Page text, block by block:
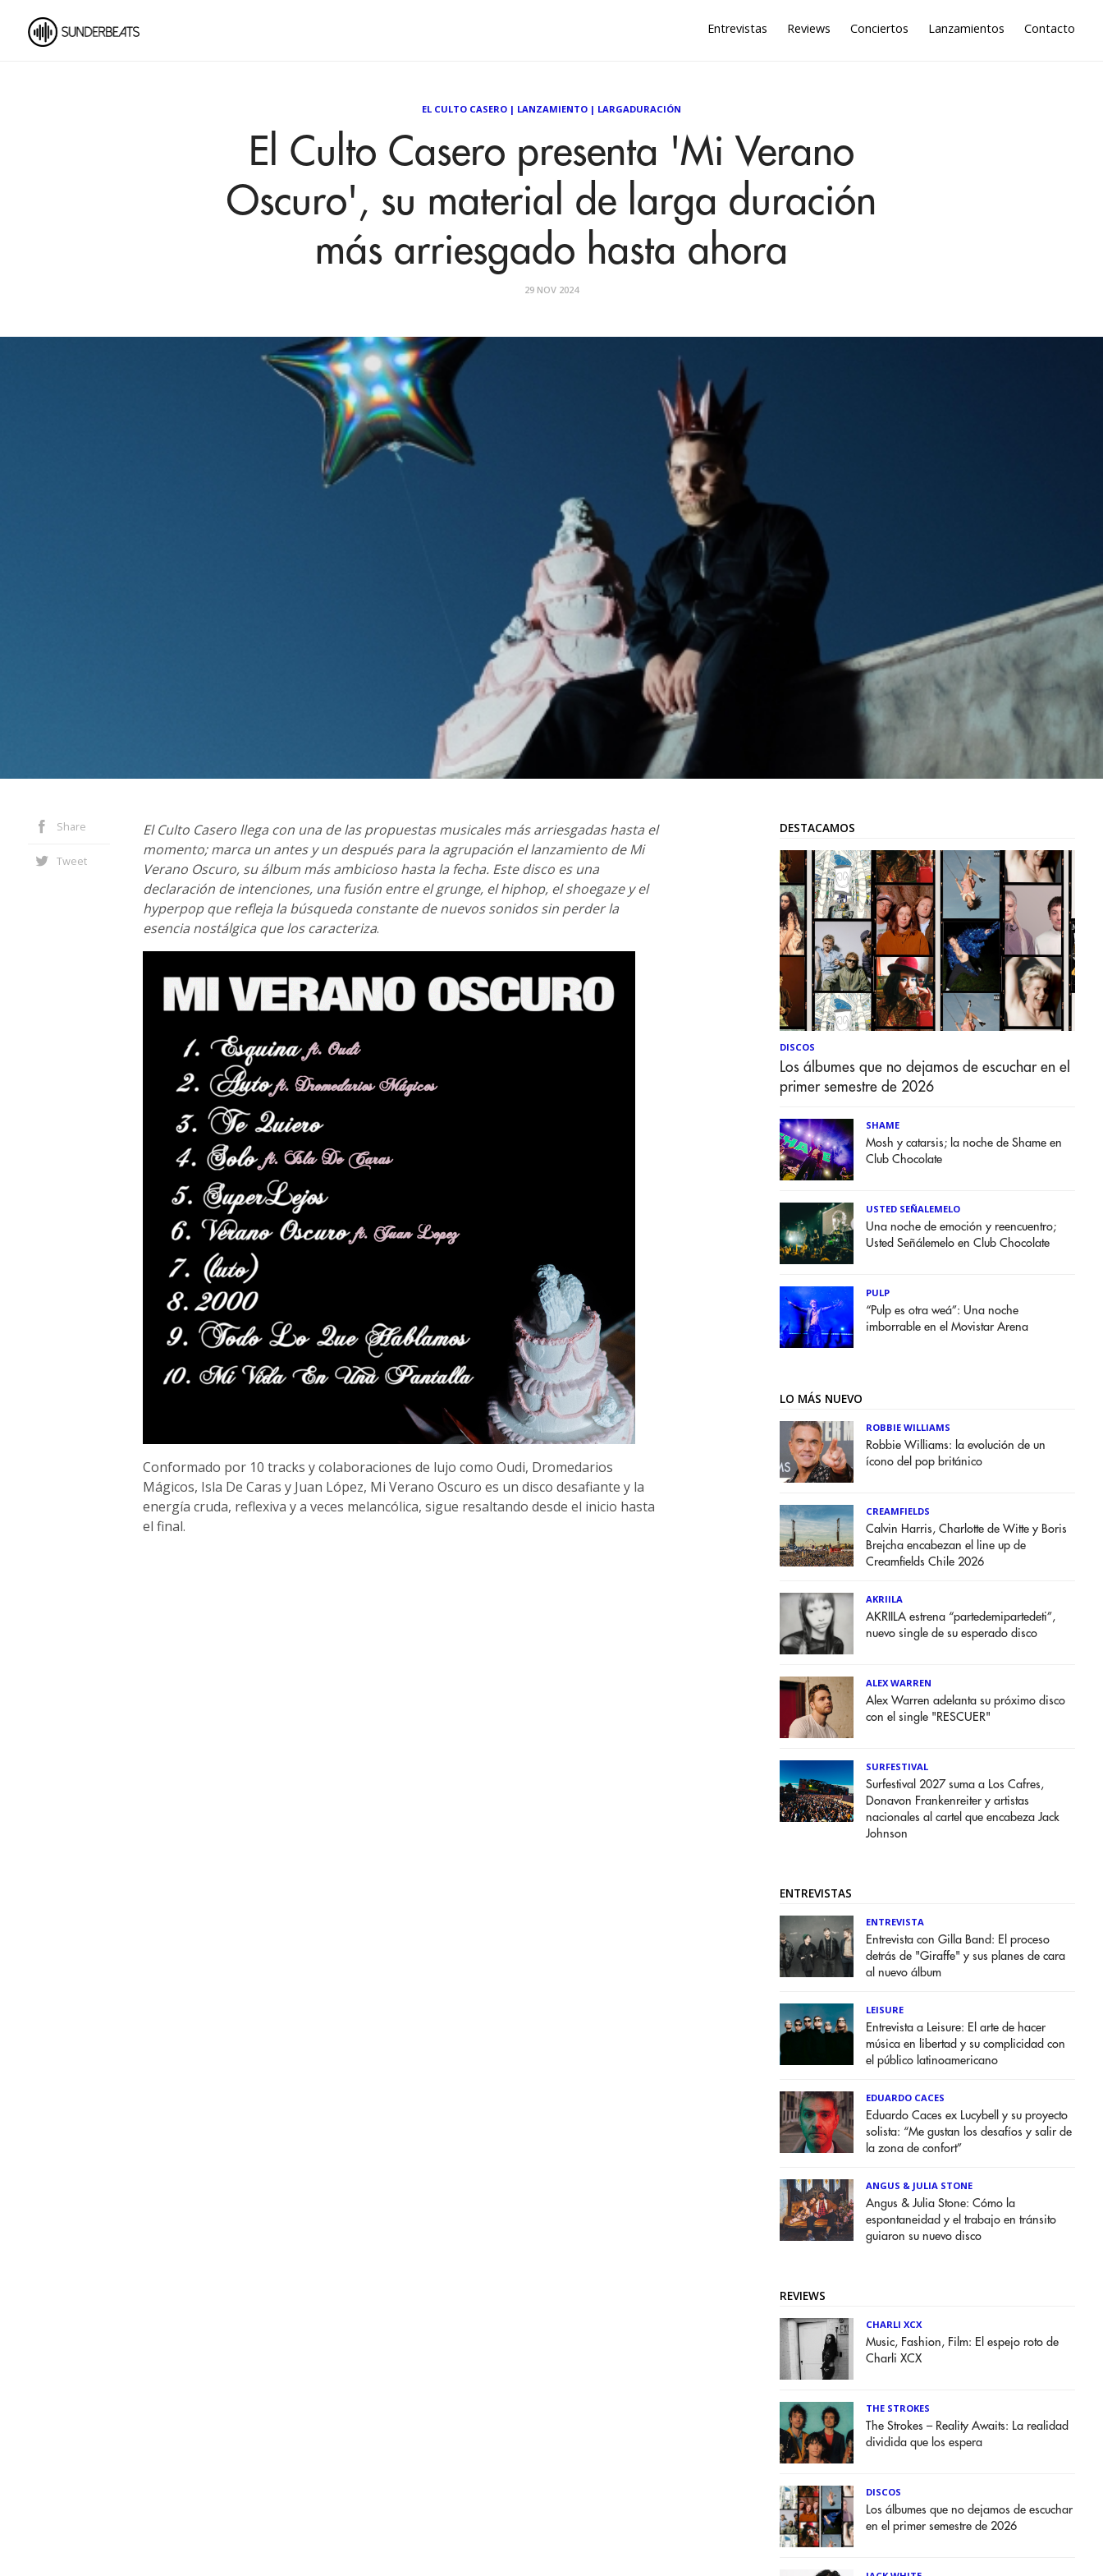
Entrevistas Reviews Conciertos Lanzamientos Contacto
EL CULTO CASERO | LANZAMIENTO | LARGADURACIÓN
El Culto Casero presenta 'Mi Verano
Oscuro', su material de larga duración
más arriesgado hasta ahora
29 NOV 2024
Share
Tweet
El Culto Casero llega con una de las propuestas musicales más arriesgadas hasta el
momento; marca un antes y un después para la agrupación el lanzamiento de Mi
Verano Oscuro, su álbum más ambicioso hasta la fecha. Este disco es una
declaración de intenciones, una fusión entre el grunge, el hiphop, el shoegaze y el
hyperpop que refleja la búsqueda constante de nuevos sonidos sin perder la
esencia nostálgica que los caracteriza.
Conformado por 10 tracks y colaboraciones de lujo como Oudi, Dromedarios
Mágicos, Isla De Caras y Juan López, Mi Verano Oscuro es un disco desafiante y la
energía cruda, reflexiva y a veces melancólica, sigue resaltando desde el inicio hasta
el final.
DESTACAMOS
DISCOS
Los álbumes que no dejamos de escuchar en el
primer semestre de 2026
SHAME
Mosh y catarsis; la noche de Shame en
Club Chocolate
USTED SEÑALEMELO
Una noche de emoción y reencuentro;
Usted Señálemelo en Club Chocolate
PULP
“Pulp es otra weá”: Una noche
imborrable en el Movistar Arena
LO MÁS NUEVO
ROBBIE WILLIAMS
Robbie Williams: la evolución de un
ícono del pop británico
CREAMFIELDS
Calvin Harris, Charlotte de Witte y Boris
Brejcha encabezan el line up de
Creamfields Chile 2026
AKRIILA
AKRIILA estrena “partedemipartedeti”,
nuevo single de su esperado disco
ALEX WARREN
Alex Warren adelanta su próximo disco
con el single "RESCUER"
SURFESTIVAL
Surfestival 2027 suma a Los Cafres,
Donavon Frankenreiter y artistas
nacionales al cartel que encabeza Jack
Johnson
ENTREVISTAS
ENTREVISTA
Entrevista con Gilla Band: El proceso
detrás de "Giraffe" y sus planes de cara
al nuevo álbum
LEISURE
Entrevista a Leisure: El arte de hacer
música en libertad y su complicidad con
el público latinoamericano
EDUARDO CACES
Eduardo Caces ex Lucybell y su proyecto
solista: “Me gustan los desafíos y salir de
la zona de confort”
ANGUS & JULIA STONE
Angus & Julia Stone: Cómo la
espontaneidad y el trabajo en tránsito
guiaron su nuevo disco
REVIEWS
CHARLI XCX
Music, Fashion, Film: El espejo roto de
Charli XCX
THE STROKES
The Strokes – Reality Awaits: La realidad
dividida que los espera
DISCOS
Los álbumes que no dejamos de escuchar
en el primer semestre de 2026